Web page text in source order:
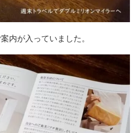
内が入っていました。